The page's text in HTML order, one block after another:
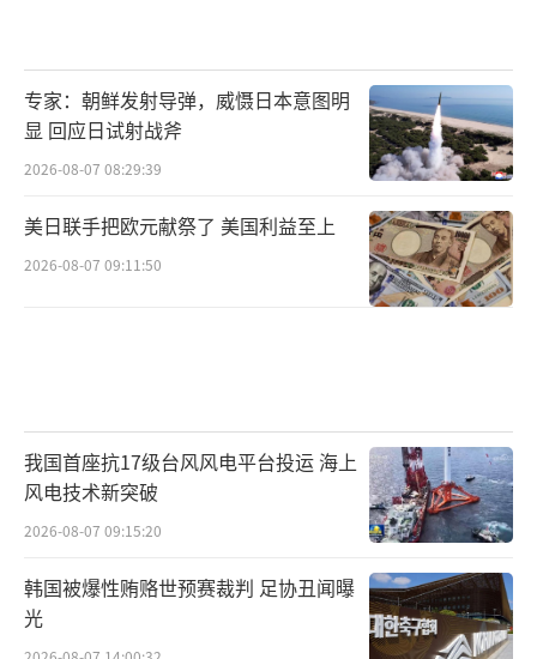
专家：朝鲜发射导弹，威慑日本意图明
显 回应日试射战斧
2026-08-07 08:29:39
美日联手把欧元献祭了 美国利益至上
2026-08-07 09:11:50
我国首座抗17级台风风电平台投运 海上
风电技术新突破
2026-08-07 09:15:20
韩国被爆性贿赂世预赛裁判 足协丑闻曝
光